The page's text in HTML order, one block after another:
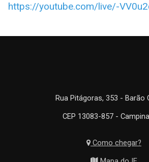
https://youtube.com/live/-
Rua Pitágoras, 353 - Barão
CEP 13083-857 -
Como chegar?